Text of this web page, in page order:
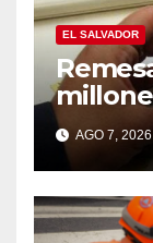
EL SALVADOR
AGO 7, 2026